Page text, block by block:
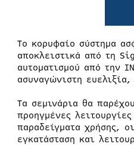
Tο κορυφαίο σύστημα
αποκλειστικά από τη
αυτοματισμού από την
ασυναγώνιστη
Τα σεμινάρια θα
προηγμένες
παραδείγματα χρήσης,
εγκατάσταση και